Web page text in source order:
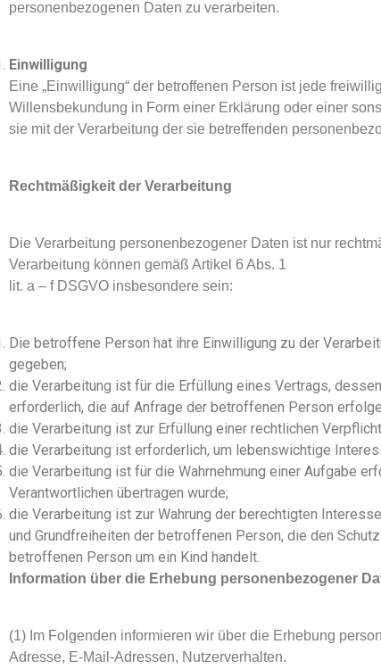
personenbezogenen Daten zu verarbeiten.
Einwilligung
Eine „Einwilligung“ der betroffenen Person ist jede
Willensbekundung in Form einer Erklärung oder einer
sie mit der Verarbeitung der sie betreffenden
Rechtmäßigkeit der Verarbeitung
Die Verarbeitung personenbezogener Daten ist nur
Verarbeitung können gemäß Artikel 6 Abs. 1
lit. a – f DSGVO insbesondere sein:
Die betroffene Person hat ihre Einwilligung zu der
gegeben;
die Verarbeitung ist für die Erfüllung eines Vertrags,
erforderlich, die auf Anfrage der betroffenen Person
die Verarbeitung ist zur Erfüllung einer rechtlichen
die Verarbeitung ist erforderlich, um lebenswichtige
die Verarbeitung ist für die Wahrnehmung einer Aufgabe
Verantwortlichen übertragen wurde;
die Verarbeitung ist zur Wahrung der berechtigten
und Grundfreiheiten der betroffenen Person, die den
betroffenen Person um ein Kind handelt.
Information über die Erhebung personenbezogener
(1) Im Folgenden informieren wir über die Erhebung
Adresse, E-Mail-Adressen, Nutzerverhalten.